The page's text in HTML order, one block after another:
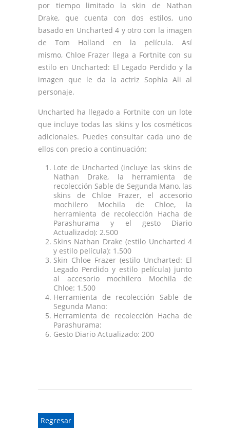
por tiempo limitado la skin de Nathan
Drake, que cuenta con dos estilos, uno
basado en Uncharted 4 y otro con la imagen
de Tom Holland en la película. Así
mismo, Chloe Frazer llega a Fortnite con su
estilo en Uncharted: El Legado Perdido y la
imagen que le da la actriz Sophia Ali al
personaje.
Uncharted ha llegado a Fortnite con un lote
que incluye todas las skins y los cosméticos
adicionales. Puedes consultar cada uno de
ellos con precio a continuación:
Lote de Uncharted (incluye las skins de
Nathan Drake, la herramienta de
recolección Sable de Segunda Mano, las
skins de Chloe Frazer, el accesorio
mochilero Mochila de Chloe, la
herramienta de recolección Hacha de
Parashurama y el gesto Diario
Actualizado): 2.500
Skins Nathan Drake (estilo Uncharted 4
y estilo película): 1.500
Skin Chloe Frazer (estilo Uncharted: El
Legado Perdido y estilo película) junto
al accesorio mochilero Mochila de
Chloe: 1.500
Herramienta de recolección Sable de
Segunda Mano:
Herramienta de recolección Hacha de
Parashurama:
Gesto Diario Actualizado: 200
Regresar